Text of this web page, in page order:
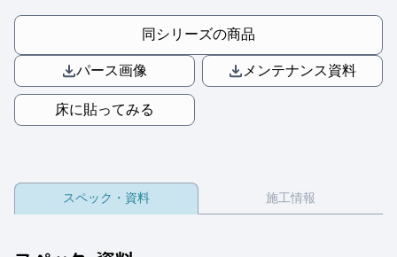
同シリーズの商品
パース画像 メンテナンス資料
床に貼ってみる
スペック・資料 施工情報